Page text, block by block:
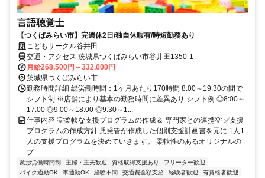
言語聴覚士
【つくばみらい市】完週休2日/独自休暇有/時短勤務あり
こどもサークル谷井田
交通・アクセス 茨城県つくばみらい市谷井田1350-1
月給268,500円～332,000円
茨城県つくばみらい市
勤務時間詳細 総労働時間：1ヶ月あたり170時間 8:00～19:30の間で
シフト制 ※店舗により基本の勤務時間に差異あり シフト例 ◎8:00～
17:00 ◎9:00～18:00 ◎9:30～1...
仕事内容 💡柔軟な支援プログラムの作成＆ 専門家との連携💡 ✅支援
プログラムの作成方針 児発管が作成した個別支援計画書を元に 1人1
人の支援プログラムを決めていきます。 柔軟性のあるオリジナルの
プ...
変形労働時間制 主婦・主夫歓迎 資格取得支援あり
フリーター歓迎
バイク通勤OK
車通勤OK 経験不問 交通費全額支給 経験者歓迎
有資格者歓迎